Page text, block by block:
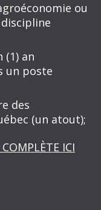
ou
(1) an
un poste
des
(un atout);
ICI